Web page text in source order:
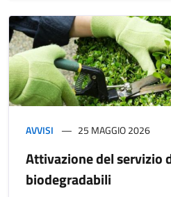
AVVISI 25 MAGGIO 2026
Attivazione del servizio
biodegradabili